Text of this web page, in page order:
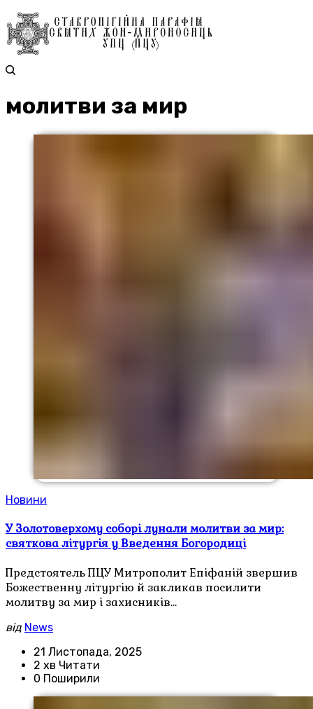
молитви за мир
Новини
У Золотоверхому соборі лунали молитви за мир:
святкова літургія у Введення Богородиці
Предстоятель ПЦУ Митрополит Епіфаній звершив
Божественну літургію й закликав посилити
молитву за мир і захисників…
від News
21 Листопада, 2025
2 хв Читати
0 Поширили